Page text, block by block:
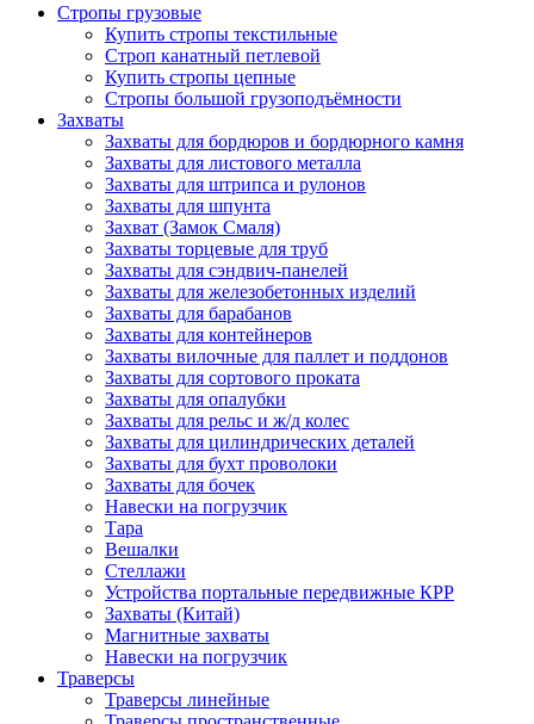
Стропы грузовые
Купить стропы текстильные
Строп канатный петлевой
Купить стропы цепные
Стропы большой грузоподъёмности
Захваты
Захваты для бордюров и бордюрного камня
Захваты для листового металла
Захваты для штрипса и рулонов
Захваты для шпунта
Захват (Замок Смаля)
Захваты торцевые для труб
Захваты для сэндвич-панелей
Захваты для железобетонных изделий
Захваты для барабанов
Захваты для контейнеров
Захваты вилочные для паллет и поддонов
Захваты для сортового проката
Захваты для опалубки
Захваты для рельс и ж/д колес
Захваты для цилиндрических деталей
Захваты для бухт проволоки
Захваты для бочек
Навески на погрузчик
Тара
Вешалки
Стеллажи
Устройства портальные передвижные КРР
Захваты (Китай)
Магнитные захваты
Навески на погрузчик
Траверсы
Траверсы линейные